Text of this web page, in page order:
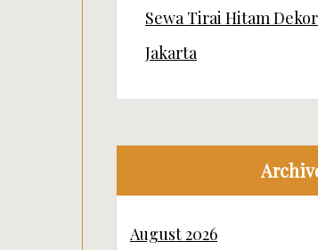
Sewa Tirai Hitam
Jakarta
August 2026